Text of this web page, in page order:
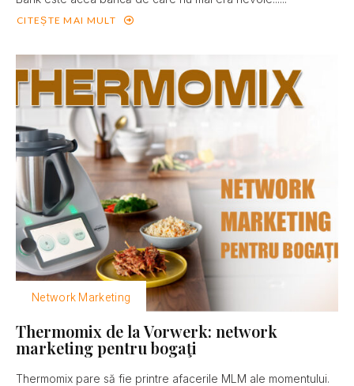
CITEȘTE MAI MULT
Network Marketing
Thermomix de la Vorwerk: network
marketing pentru bogaţi
Thermomix pare să fie printre afacerile MLM ale momentului.